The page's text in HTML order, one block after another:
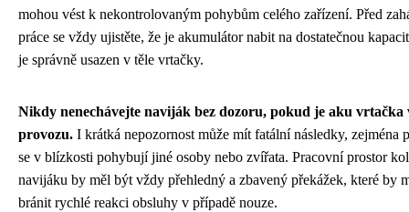
mohou vést k nekontrolovaným pohybům celého zařízení. Před
práce se vždy ujistěte, že je akumulátor nabit na dostatečnou
je správně usazen v těle vrtačky.
Nikdy nenechávejte naviják bez dozoru, pokud je aku vrtačka
provozu. I krátká nepozornost může mít fatální následky, zejména
se v blízkosti pohybují jiné osoby nebo zvířata. Pracovní prostor
navijáku by měl být vždy přehledný a zbavený překážek, které by
bránit rychlé reakci obsluhy v případě nouze.